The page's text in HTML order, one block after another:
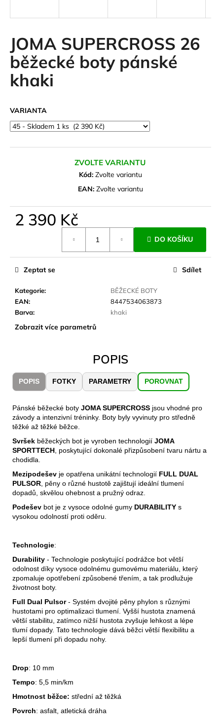
JOMA SUPERCROSS 26
běžecké boty pánské
khaki
VARIANTA
ZVOLTE VARIANTU
Kód: Zvolte variantu
EAN: Zvolte variantu
2 390 Kč
DO KOŠÍKU
Kategorie:
BĚŽECKÉ BOTY
EAN:
8447534063873
Barva: khaki
Zobrazit více parametrů
Zeptat se Sdílet
POPIS
POPIS FOTKY PARAMETRY POROVNAT
Pánské běžecké boty JOMA SUPERCROSS jsou vhodné pro
závody a intenzivní tréninky. Boty byly vyvinuty pro středně
těžké až těžké běžce.
Svršek běžeckých bot je vyroben technologií JOMA
SPORTTECH , poskytující dokonalé přizpůsobení tvaru nártu a
chodidla.
Mezipodešev je opatřena unikátní technologií FULL DUAL
PULSOR , pěny o různé hustotě zajištují ideální tlumení
dopadů, skvělou ohebnost a pružný odraz.
Podešev bot je z vysoce odolné gumy DURABILITY s
vysokou odolností proti oděru.
Technologie:
Durability - Technologie poskytující podrážce bot větší
odolnost díky vysoce odolnému gumovému materiálu, který
zpomaluje opotřebení způsobené třením, a tak prodlužuje
životnost boty.
Full Dual Pulsor- Systém dvojité pěny phylon s různými
hustotami pro optimalizaci tlumení. Vyšší hustota znamená
větší stabilitu, zatímco nižší hustota zvyšuje lehkost a lépe
tlumí dopady. Tato technologie dává běžci větší flexibilitu a
lepší tlumení při dopadu nohy.
Drop: 10 mm
Tempo: 5,5 min/km
Hmotnost běžce: střední až těžká
Povrch: asfalt, atletická dráha
í
t
?
e
m
JOMA
SIERRA
25
BĚŽECKÉ
1
603
Původně:
2
290
Kč